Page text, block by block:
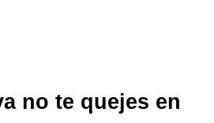
no te quejes en